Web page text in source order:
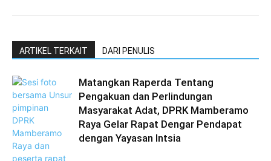
ARTIKEL TERKAIT DARI PENULIS
Matangkan Raperda Tentang
Pengakuan dan Perlindungan
Masyarakat Adat, DPRK Mamberamo
Raya Gelar Rapat Dengar Pendapat
dengan Yayasan Intsia